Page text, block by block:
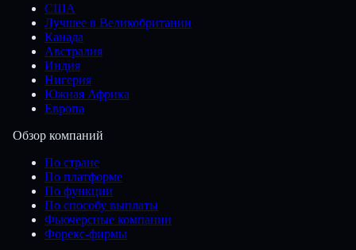
США
Лучшее в Великобритании
Канада
Австралия
Индия
Нигерия
Южная Африка
Европа
Обзор компаний
По стране
По платформе
По функции
По способу выплаты
Фьючерсные компании
Форекс-фирмы